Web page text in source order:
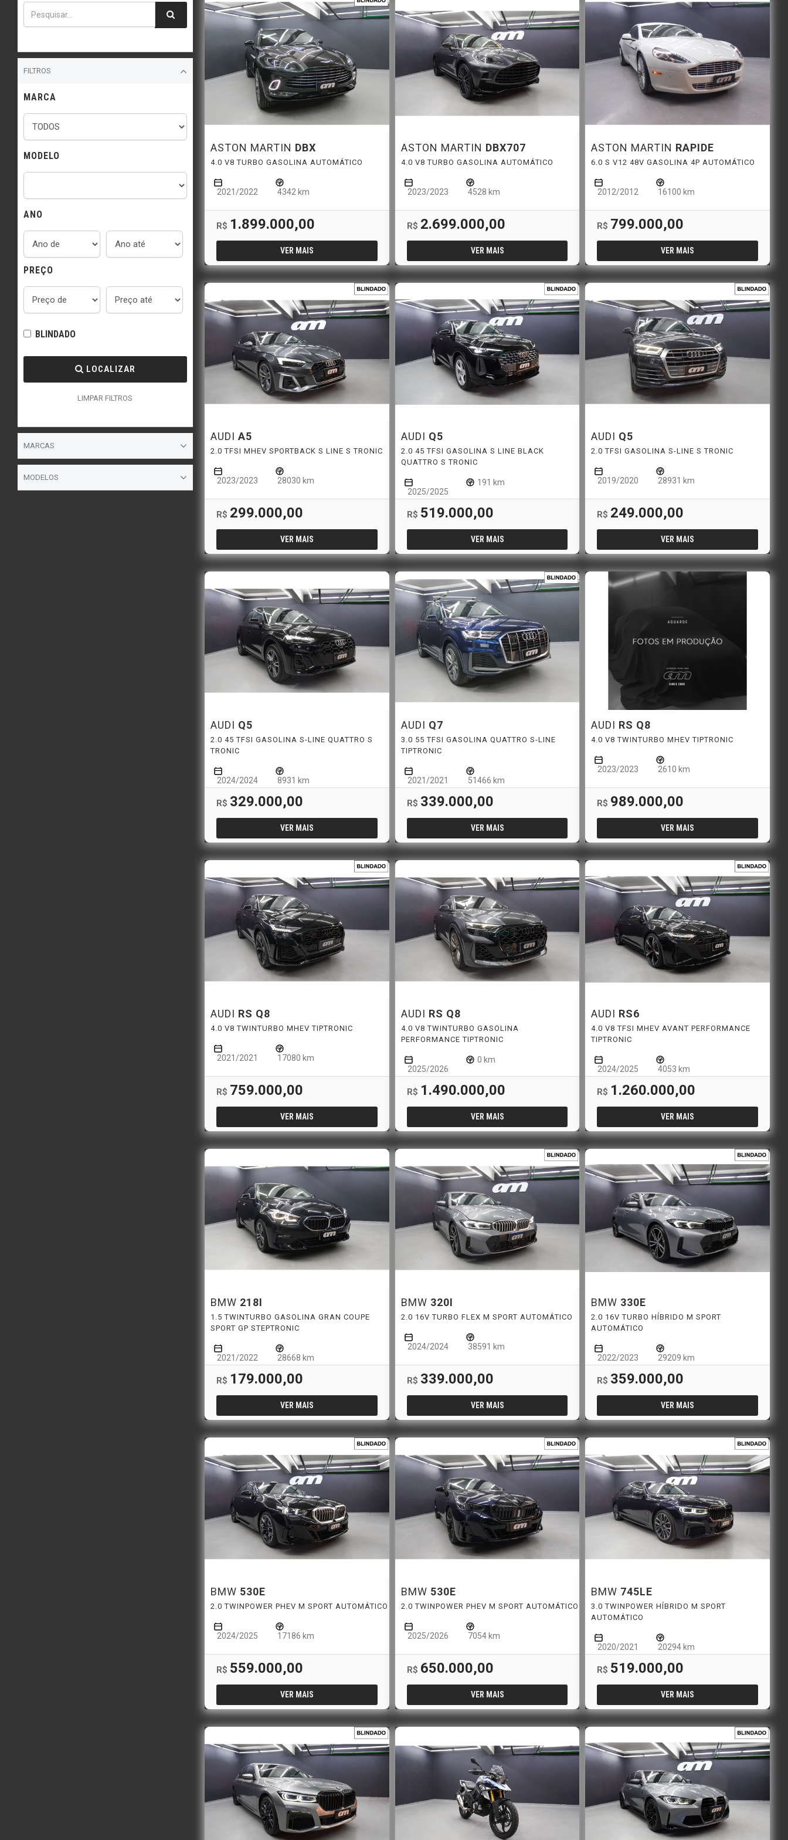
FILTROS
MARCA
MODELO
ANO
PREÇO
BLINDADO
LOCALIZAR
LIMPAR FILTROS
MARCAS
MODELOS
ASTON MARTIN DBX
4.0 V8 TURBO GASOLINA AUTOMÁTICO
2021/2022 4342 km
R$ 1.899.000,00
VER MAIS
ASTON MARTIN DBX707
4.0 V8 TURBO GASOLINA AUTOMÁTICO
2023/2023 4528 km
R$ 2.699.000,00
VER MAIS
ASTON MARTIN RAPIDE
6.0 S V12 48V GASOLINA 4P AUTOMÁTICO
2012/2012 16100 km
R$ 799.000,00
VER MAIS
AUDIA5
2.0 TFSI MHEV SPORTBACK S LINE S TRONIC
2023/2023 28030 km
R$ 299.000,00
VER MAIS
AUDI Q5
2.0 45 TFSI GASOLINA S LINE BLACK
QUATTRO S TRONIC
2025/2025
191 km
R$ 519.000,00
VER MAIS
AUDI Q5
2.0 TFSI GASOLINA S-LINE S TRONIC
2019/2020 28931 km
R$ 249.000,00
VER MAIS
AUDI Q5
2.0 45 TFSI GASOLINA S-LINE QUATTRO S
TRONIC
2024/2024 8931 km
R$ 329.000,00
VER MAIS
AUDI Q7
3.0 55 TFSI GASOLINA QUATTRO S-LINE
TIPTRONIC
2021/2021 51466 km
R$ 339.000,00
VER MAIS
AUDI RS Q8
4.0 V8 TWINTURBO MHEV TIPTRONIC
2023/2023 2610 km
R$ 989.000,00
VER MAIS
AUDI RS Q8
4.0 V8 TWINTURBO MHEV TIPTRONIC
2021/2021 17080 km
R$ 759.000,00
VER MAIS
AUDI RS Q8
4.0 V8 TWINTURBO GASOLINA
PERFORMANCE TIPTRONIC
2025/2026
0 km
R$ 1.490.000,00
VER MAIS
AUDI RS6
4.0 V8 TFSI MHEV AVANT PERFORMANCE
TIPTRONIC
2024/2025 4053 km
R$ 1.260.000,00
VER MAIS
BMW 218I
1.5 TWINTURBO GASOLINA GRAN COUPE
SPORT GP STEPTRONIC
2021/2022 28668 km
R$ 179.000,00
VER MAIS
BMW 320I
2.0 16V TURBO FLEX M SPORT AUTOMÁTICO
2024/2024 38591 km
R$ 339.000,00
VER MAIS
BMW 330E
2.0 16V TURBO HÍBRIDO M SPORT
AUTOMÁTICO
2022/2023 29209 km
R$ 359.000,00
VER MAIS
BMW 530E
2.0 TWINPOWER PHEV M SPORT AUTOMÁTICO
2024/2025 17186 km
R$ 559.000,00
VER MAIS
BMW 530E
2.0 TWINPOWER PHEV M SPORT AUTOMÁTICO
2025/2026 7054 km
R$ 650.000,00
VER MAIS
BMW 745LE
3.0 TWINPOWER HÍBRIDO M SPORT
AUTOMÁTICO
2020/2021 20294 km
R$ 519.000,00
VER MAIS